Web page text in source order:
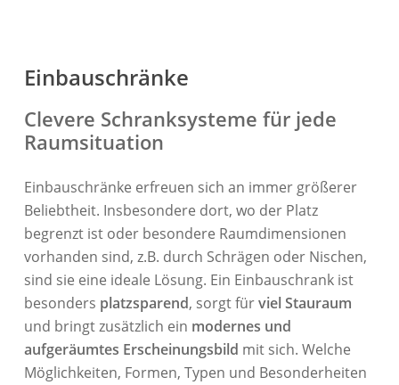
Einbauschränke
Clevere Schranksysteme für jede
Raumsituation
Einbauschränke erfreuen sich an immer größerer
Beliebtheit. Insbesondere dort, wo der Platz
begrenzt ist oder besondere Raumdimensionen
vorhanden sind, z.B. durch Schrägen oder Nischen,
sind sie eine ideale Lösung. Ein Einbauschrank ist
besonders platzsparend, sorgt fürviel Stauraum
und bringt zusätzlich ein modernes und
aufgeräumtes Erscheinungsbild mit sich. Welche
Möglichkeiten, Formen, Typen und Besonderheiten